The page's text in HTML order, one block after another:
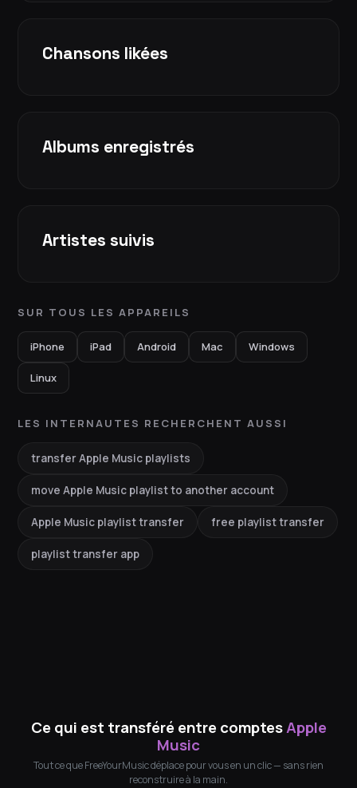
Chansons likées
Albums enregistrés
Artistes suivis
SUR TOUS LES APPAREILS
iPhone iPad Android Mac Windows
Linux
LES INTERNAUTES RECHERCHENT AUSSI
transfer Apple Music playlists
move Apple Music playlist to another account
Apple Music playlist transfer free playlist transfer
playlist transfer app
Ce qui est transféré entre comptesApple
Music
Tout ce que FreeYourMusic déplace pour vous en un clic — sans rien
reconstruire à la main.